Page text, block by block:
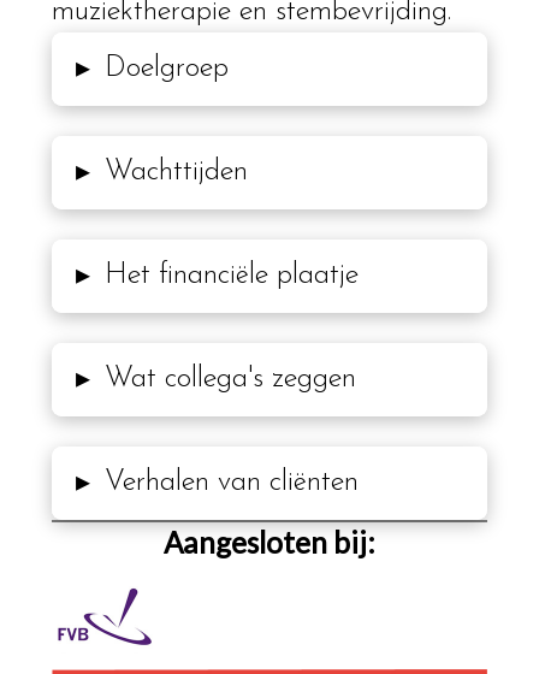
muziektherapie en stembevrijding.
▸
Doelgroep
▸ Wachttijden
▸ Het financiële plaatje
▸ Wat collega's zeggen
▸ Verhalen van cliënten
Aangesloten bij: